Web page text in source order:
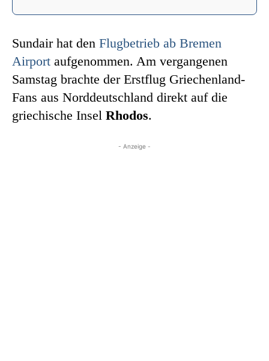
Sundair hat den Flugbetrieb ab Bremen
Airport aufgenommen. Am vergangenen
Samstag brachte der Erstflug Griechenland-
Fans aus Norddeutschland direkt auf die
griechische Insel Rhodos.
- Anzeige -